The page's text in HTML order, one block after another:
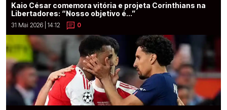
Kaio César comemora vitória e projeta Corinthians na
Libertadores: “Nosso objetivo é...”
31 Mai 2026 | 14:12 0